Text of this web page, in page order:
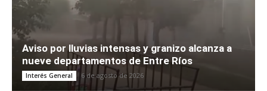
Aviso por lluvias intensas y granizo alcanza a
nueve departamentos de Entre Ríos
Interés General 6 de agosto de 2026